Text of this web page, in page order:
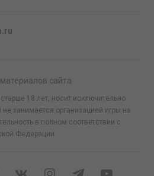
сайта
18 лет, носит исключительно
занимается организацией игры на
в полном соответствии с
Федерации.